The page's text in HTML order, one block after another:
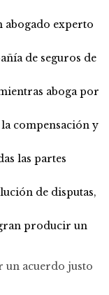
abogado experto
de seguros de
aboga por
compensación y
las partes
de disputas,
producir un
un acuerdo justo